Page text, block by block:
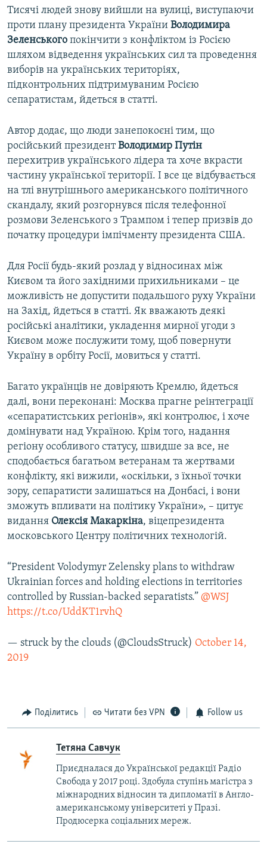
Тисячі людей знову вийшли на вулиці, виступаючи
проти плану президента України Володимира
Зеленського покінчити з конфліктом із Росією
шляхом відведення українських сил та проведення
виборів на українських територіях,
підконтрольних підтримуваним Росією
сепаратистам, йдеться в статті.
Автор додає, що люди занепокоєні тим, що
російський президентВолодимир Путін
перехитрив українського лідера та хоче вкрасти
частину української території. І все це відбувається
на тлі внутрішнього американського політичного
скандалу, який розгорнувся після телефонної
розмови Зеленського з Трампом і тепер призвів до
початку процедури імпічменту президента США.
Для Росії будь-який розлад у відносинах між
Києвом та його західними прихильниками – це
можливість не допустити подальшого руху України
на Захід, йдеться в статті. Як вважають деякі
російські аналітики, укладення мирної угоди з
Києвом може послужити тому, щоб повернути
Україну в орбіту Росії, мовиться у статті.
Багато українців не довіряють Кремлю, йдеться
далі, вони переконані: Москва прагне реінтеграції
«сепаратистських регіонів», які контролює, і хоче
домінувати над Україною. Крім того, надання
регіону особливого статусу, швидше за все, не
сподобається багатьом ветеранам та жертвами
конфлікту, які вижили, «оскільки, з їхньої точки
зору, сепаратисти залишаться на Донбасі, і вони
зможуть впливати на політику України», – цитує
видання Олексія Макаркіна, віцепрезидента
московського Центру політичних технологій.
“President Volodymyr Zelensky plans to withdraw
Ukrainian forces and holding elections in territories
controlled by Russian-backed separatists.” ⁦ @WSJ
https://t.co/UddKT1rvhQ
— struck by the clouds (@CloudsStruck) October 14,
2019
Поділитись Читати без VPN Follow us
Тетяна Савчук
Приєдналася до Української редакції Радіо
Свобода у 2017 році. Здобула ступінь магістра з
міжнародних відносин та дипломатії в Англо-
американському університеті у Празі.
Продюсерка соціальних мереж.